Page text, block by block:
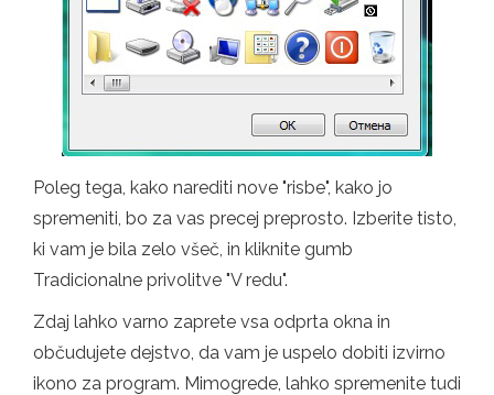
Poleg tega, kako narediti nove "risbe", kako jo
spremeniti, bo za vas precej preprosto. Izberite tisto,
ki vam je bila zelo všeč, in kliknite gumb
Tradicionalne privolitve "V redu".
Zdaj lahko varno zaprete vsa odprta okna in
občudujete dejstvo, da vam je uspelo dobiti izvirno
ikono za program. Mimogrede, lahko spremenite tudi